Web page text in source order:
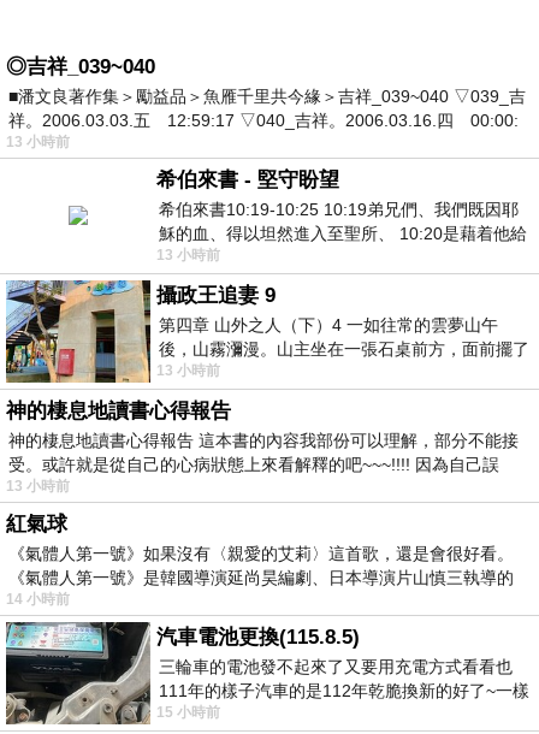
◎吉祥_039~040
■潘文良著作集＞勵益品＞魚雁千里共今緣＞吉祥_039~040 ▽039_吉
祥。2006.03.03.五 12:59:17 ▽040_吉祥。2006.03.16.四 00:00:
13 小時前
希伯來書 - 堅守盼望
希伯來書10:19-10:25 10:19弟兄們、我們既因耶
穌的血、得以坦然進入至聖所、 10:20是藉着他給
我們開了一條又新又活的路從幔子經過
13 小時前
攝政王追妻 9
第四章 山外之人（下）4 一如往常的雲夢山午
後，山霧瀰漫。山主坐在一張石桌前方，面前擺了
一盤未下完的棋盤，還有一壺茶與兩只冒
13 小時前
神的棲息地讀書心得報告
神的棲息地讀書心得報告 這本書的內容我部份可以理解，部分不能接
受。或許就是從自己的心病狀態上來看解釋的吧~~~!!!! 因為自己誤
13 小時前
紅氣球
《氣體人第一號》如果沒有〈親愛的艾莉〉這首歌，還是會很好看。
《氣體人第一號》是韓國導演延尚昊編劇、日本導演片山慎三執導的
14 小時前
汽車電池更換(115.8.5)
三輪車的電池發不起來了又要用充電方式看看也
111年的樣子汽車的是112年乾脆換新的好了~一樣
在阿炮電池買的漲了一百多塊吧
15 小時前